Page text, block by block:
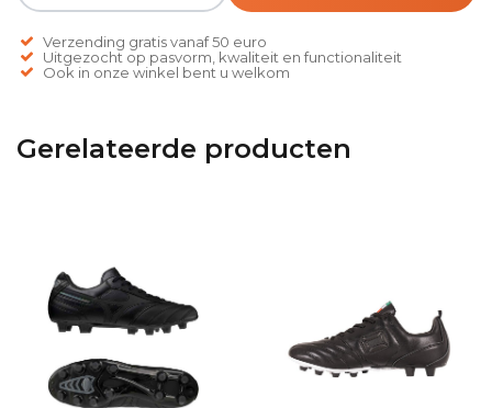
Verzending gratis vanaf 50 euro
Uitgezocht op pasvorm, kwaliteit en functionaliteit
Ook in onze winkel bent u welkom
Gerelateerde producten